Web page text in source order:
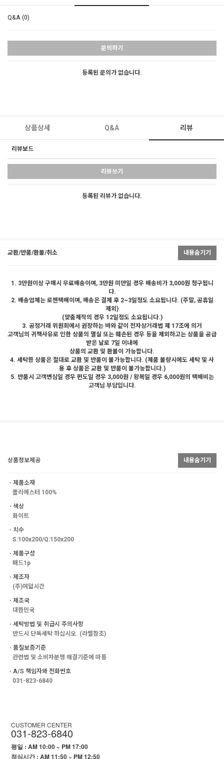
Q&A (0)
문의하기
등록된 문의가 없습니다.
상품상세 Q&A 리뷰
리뷰보드
리뷰쓰기
등록된 리뷰가 없습니다.
교환/반품/환불/취소 내용숨기기
1. 3만원이상 구매시 무료배송이며, 3만원 미만일 경우 배송비가 3,000원 청구됩니
다.
2. 배송업체는 로젠택배이며, 배송은 결제 후 2~3일정도 소요됩니다. (주말, 공휴일
제외)
(맞춤제작의 경우 12일정도 소요됩니다.)
3. 공정거래 위원회에서 권장하는 바와 같이 전자상거래법 제 17조에 의거
고객님의 귀책사유로 인한 상품의 멸실 또는 훼손된 경우 등을 제외하고는 상품을 공급
받은 날로 7일 이내에
상품의 교환 및 환불이 가능합니다.
4. 세탁한 상품은 절대로 교환 및 반품이 불가능합니다. (제품 불량시에도 세탁 및 사
용 후 상품은 교환 및 반품이 불가능합니다.)
5. 반품시 고객변심일 경우 편도일 경우 3,000원 / 왕복일 경우 6,000원의 택배비는
고객님 부담입니다.
상품정보제공 내용숨기기
ㆍ제품소재
폴리에스터 100%
ㆍ색상
화이트
ㆍ치수
S:100x200/Q:150x200
ㆍ제품구성
패드1p
ㆍ제조자
(주)여덟시간
ㆍ제조국
대한민국
ㆍ세탁방법 및 취급시 주의사항
반드시 단독세탁 하십시오. (라벨참조)
ㆍ품질보증기준
관련법 및 소비자분쟁 해결기준에 따름
ㆍA/S 책임자와 전화번호
031-823-6840
CUSTOMER CENTER
031-823-6840
평일 : AM 10:00 ~ PM 17:00
점심시간 : AM 11:50 ~ PM 12:50